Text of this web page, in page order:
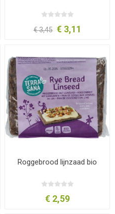
€ 3,45 € 3,11
Roggebrood lijnzaad bio
€ 2,59